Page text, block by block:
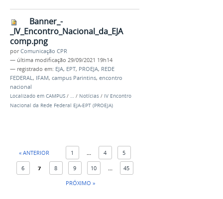
Banner_-
_IV_Encontro_Nacional_da_EJA
comp.png
porComunicação CPR
— última modificação 29/09/2021 19h14
— registrado em: EJA, EPT, PROEJA, REDE
FEDERAL, IFAM, campus Parintins, encontro
nacional
Localizado em CAMPUS / … / Notícias / IV Encontro
Nacional da Rede Federal EJA-EPT (PROEJA)
« ANTERIOR 1 ... 4 5
6 7 8 9 10 ...
45
PRÓXIMO »